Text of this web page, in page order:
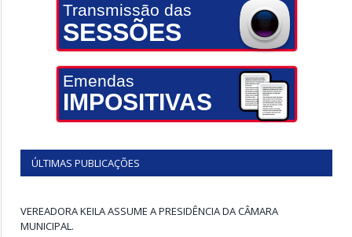
Transmissão das
SESSÕES
Emendas
IMPOSITIVAS
ÚLTIMAS PUBLICAÇÕES
VEREADORA KEILA ASSUME A PRESIDÊNCIA DA CÂMARA
MUNICIPAL.